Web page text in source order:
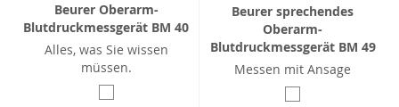
Beurer Oberarm-
Blutdruckmessgerät BM 40
Alles, was Sie wissen
müssen.
Beurer sprechendes
Oberarm-
Blutdruckmessgerät BM 49
Messen mit Ansage